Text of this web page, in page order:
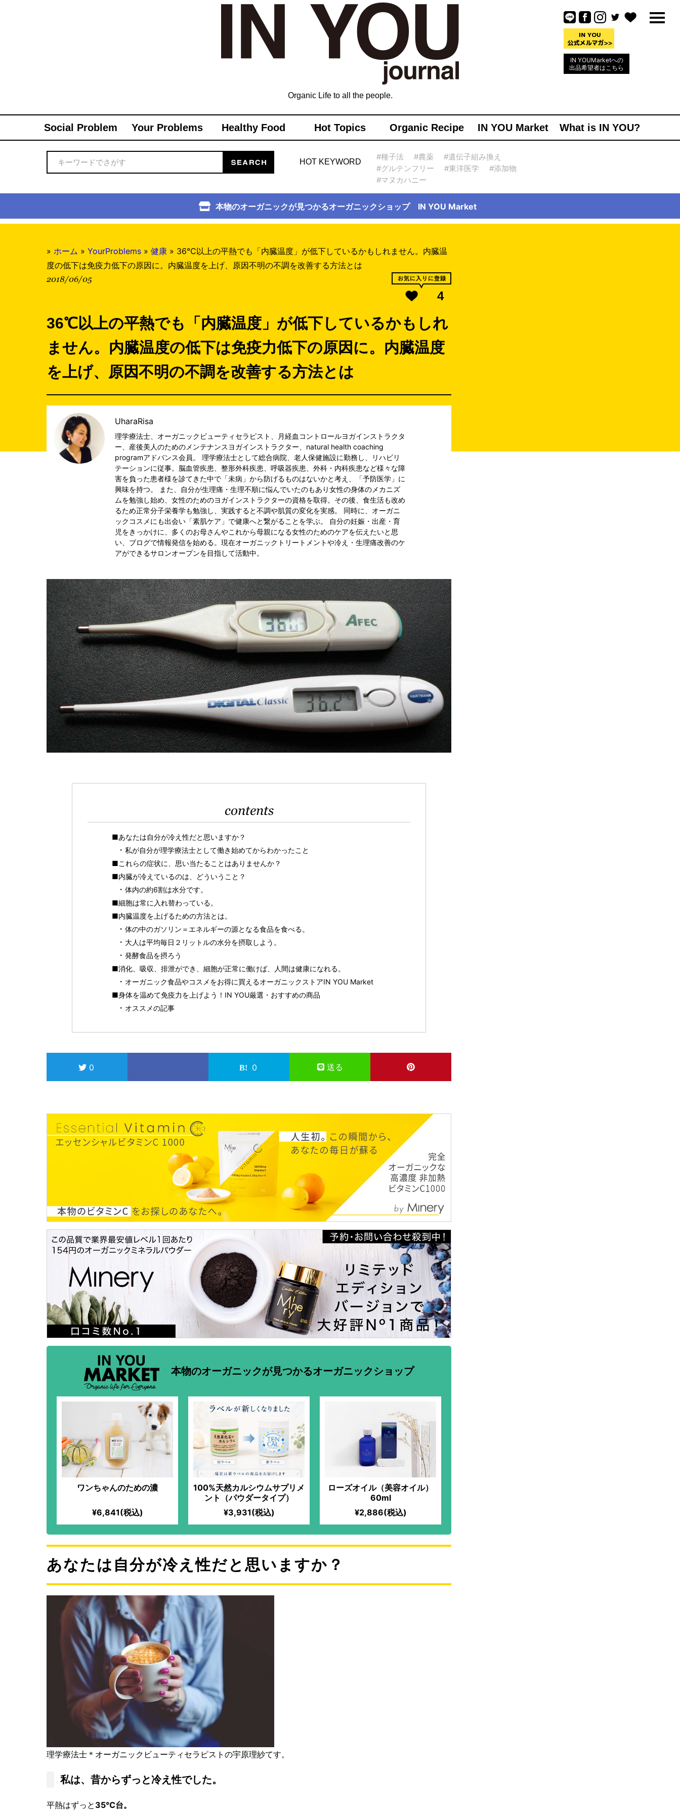
IN YOUMarketへの
出品希望者はこちら
Organic Life to all the people.
Social Problem Your Problems Healthy Food Hot Topics Organic Recipe IN YOU Market What is IN YOU?
HOT KEYWORD
#種子法 #農薬
#遺伝子組み換え
#グルテンフリー
#東洋医学
#添加物
#マヌカハニー
本物のオーガニックが見つかるオーガニックショップ IN YOU Market
» ホーム » YourProblems » 健康 » 36℃以上の平熱でも「内臓温度」が低下しているかもしれません。内臓温
度の低下は免疫力低下の原因に。内臓温度を上げ、原因不明の不調を改善する方法とは
2018/06/05
4
36℃以上の平熱でも「内臓温度」が低下しているかもしれ
ません。内臓温度の低下は免疫力低下の原因に。内臓温度
を上げ、原因不明の不調を改善する方法とは
UharaRisa
理学療法士、オーガニックビューティセラピスト、月経血コントロールヨガインストラクタ
ー、産後美人のためのメンテナンスヨガインストラクター、natural health coaching
programアドバンス会員。 理学療法士として総合病院、老人保健施設に勤務し、リハビリ
テーションに従事。脳血管疾患、整形外科疾患、呼吸器疾患、外科・内科疾患など様々な障
害を負った患者様を診てきた中で「未病」から防げるものはないかと考え、「予防医学」に
興味を持つ。 また、自分が生理痛・生理不順に悩んでいたのもあり女性の身体のメカニズ
ムを勉強し始め、女性のためのヨガインストラクターの資格を取得。その後、食生活も改め
るため正常分子栄養学も勉強し、実践すると不調や肌質の変化を実感。 同時に、オーガニ
ックコスメにも出会い「素肌ケア」で健康へと繋がることを学ぶ。 自分の妊娠・出産・育
児をきっかけに、多くのお母さんやこれから母親になる女性のためのケアを伝えたいと思
い、ブログで情報発信を始める。現在オーガニックトリートメントや冷え・生理痛改善のケ
アができるサロンオープンを目指して活動中。
contents
■あなたは自分が冷え性だと思いますか？
私が自分が理学療法士として働き始めてからわかったこと
■これらの症状に、思い当たることはありませんか？
■内臓が冷えているのは、どういうこと？
体内の約6割は水分です。
■細胞は常に入れ替わっている。
■内臓温度を上げるための方法とは。
体の中のガソリン＝エネルギーの源となる食品を食べる。
大人は平均毎日２リットルの水分を摂取しよう。
発酵食品を摂ろう
■消化、吸収、排泄ができ、細胞が正常に働けば、人間は健康になれる。
オーガニック食品やコスメをお得に買えるオーガニックストアIN YOU Market
■身体を温めて免疫力を上げよう！IN YOU厳選・おすすめの商品
オススメの記事
0 0 送る
本物のオーガニックが見つかるオーガニックショップ
ワンちゃんのための濃
¥6,841(税込)
100%天然カルシウムサプリメ
ント（パウダータイプ）
¥3,931(税込)
ローズオイル（美容オイル）
60ml
¥2,886(税込)
あなたは自分が冷え性だと思いますか？
理学療法士＊オーガニックビューティセラピストの宇原理紗てす。
私は、昔からずっと冷え性でした。
平熱はずっと 35℃台。